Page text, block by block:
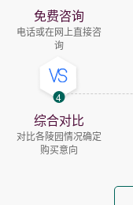
免费咨询
电话或在网上直接咨
询
4
综合对比
对比各陵园情况确定
购买意向